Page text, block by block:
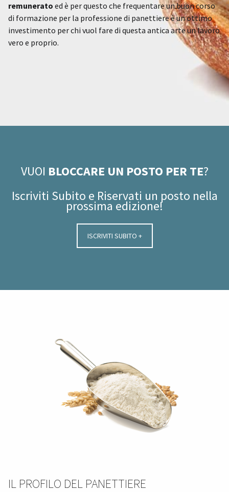
remunerato ed è per questo che frequentare un buon corso
di formazione per la professione di panettiere è un ottimo
investimento per chi vuol fare di questa antica arte un lavoro
vero e proprio.
VUOI BLOCCARE UN POSTO PER TE?
Iscriviti Subito e Riservati un posto nella
prossima edizione!
ISCRIVITI SUBITO +
IL PROFILO DEL PANETTIERE